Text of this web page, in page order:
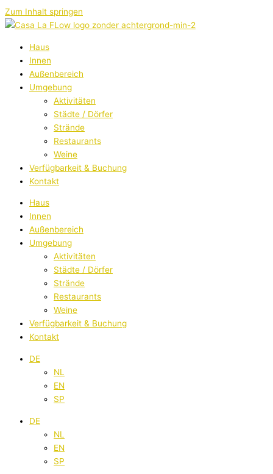
Zum Inhalt springen
Haus
Innen
Außenbereich
Umgebung
Aktivitäten
Städte / Dörfer
Strände
Restaurants
Weine
Verfügbarkeit & Buchung
Kontakt
Haus
Innen
Außenbereich
Umgebung
Aktivitäten
Städte / Dörfer
Strände
Restaurants
Weine
Verfügbarkeit & Buchung
Kontakt
DE
NL
EN
SP
DE
NL
EN
SP